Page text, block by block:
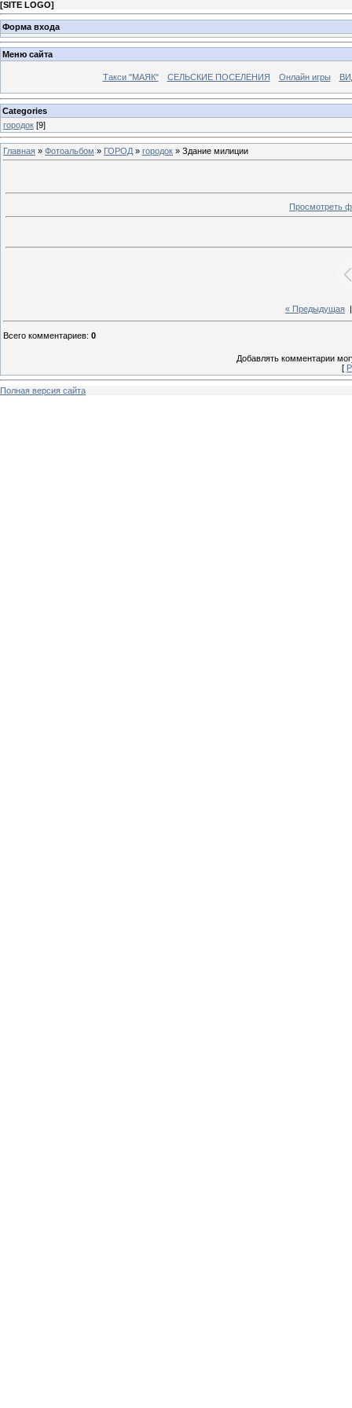
[SITE LOGO]
Форма входа
Меню сайта
Такси "МАЯК" СЕЛЬСКИЕ ПОСЕЛЕНИЯ Онлайн игры
Categories
городок [9]
Главная » Фотоальбом » ГОРОД » городок » Здание милиции
Просмотреть
« Предыдущая
Всего комментариев: 0
Добавлять комментарии
[
Полная версия сайта